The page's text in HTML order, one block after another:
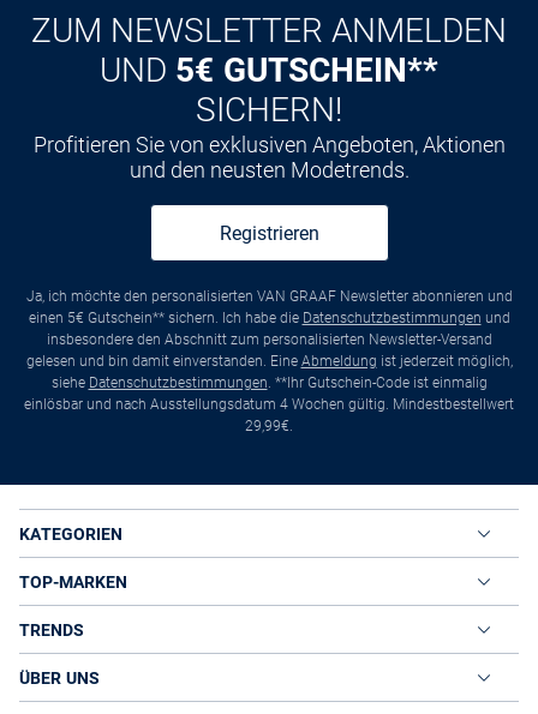
ZUM NEWSLETTER ANMELDEN
UND 5€ GUTSCHEIN**
SICHERN!
Profitieren Sie von exklusiven Angeboten, Aktionen
und den neusten Modetrends.
Registrieren
Ja, ich möchte den personalisierten VAN GRAAF Newsletter abonnieren und
einen 5€ Gutschein** sichern. Ich habe die Datenschutzbestimmungen und
insbesondere den Abschnitt zum personalisierten Newsletter-Versand
gelesen und bin damit einverstanden. Eine Abmeldung ist jederzeit möglich,
siehe Datenschutzbestimmungen. **Ihr Gutschein-Code ist einmalig
einlösbar und nach Ausstellungsdatum 4 Wochen gültig. Mindestbestellwert
29,99€.
KATEGORIEN
TOP-MARKEN
TRENDS
ÜBER UNS